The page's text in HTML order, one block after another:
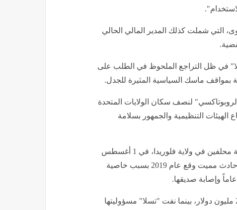
التي شملت كذلك المدير المالي الحالي
في ظل التراجع الملحوظ في الطلب على
بمواقف ماسك السياسية المثيرة للجدل.
لنصف سكان الولايات المتحدة
الهيئات التنظيمية والجمهور بسلامة
وتأتي هذه الخطوة القانونية في أعقاب حكم أصدرته هيئة محلفين في ولاية فلوريدا، في 1 أغسطس
الجاري، يقضي بتحمّل "تسلا" مسؤولية بنسبة 33% عن حادث مميت وقع عام 2019 بسبب خاصية
وألزمت المحكمة الشركة بدفع تعويضات تُقدّر بنحو 243 مليون دولار، بينما نفت "تسلا" مسؤوليتها